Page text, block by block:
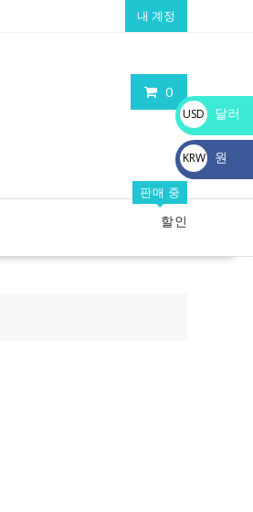
내 계정
0
판매 중
할인
USD
$
달러
KRW
₩
원